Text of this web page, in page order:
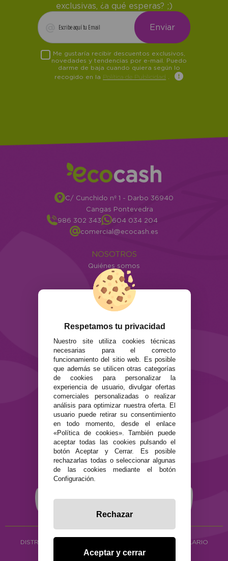
exclusivas, ¿a qué esperas? ;)
Me gustaría recibir descuentos exclusivos,
novedades y tendencias por e-mail. Puedo
darme de baja cuando quiera según lo
recogido en la Política de Publicidad
C/ Cunchido nº 1 - Darbo 36940
Cangas Pontevedra
986 302 343
604 034 204
comercial@ecocash.es
NOSOTROS
Quiénes somos
Info
ATENCIÓN AL CLIENTE
Envíos y devoluciones
Formas de pago
Contacto
SEGURIDAD Y PRIVACIDAD
Términos y condiciones de uso
Política de privacidad
Política de cookies
DISTRIBUCIÓN ALIMENTACIÓN ECOLÓGICA Y HERBOLARIO
Copyright © 2026 ·www.ecocash.es
Respetamos tu privacidad
Nuestro site utiliza cookies técnicas
necesarias para el correcto
funcionamiento del sitio web. Es posible
que además se utilicen otras categorías
de cookies para personalizar la
experiencia de usuario, divulgar ofertas
comerciales personalizadas o realizar
análisis para optimizar nuestra oferta. El
usuario puede retirar su consentimiento
en todo momento, desde el enlace
«Política de cookies». También puede
aceptar todas las cookies pulsando el
botón Aceptar y Cerrar. Es posible
rechazarlas todas o seleccionar algunas
de las cookies mediante el botón
Configuración.
Rechazar
Aceptar y cerrar